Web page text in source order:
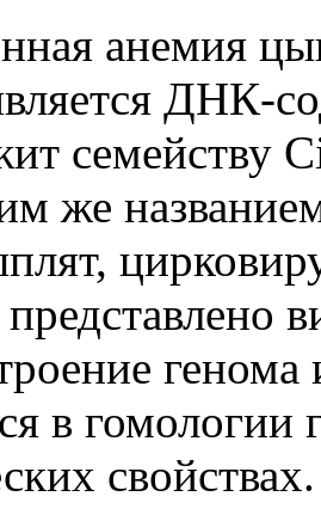
анемия
ДНК-
семейству
же
представлено
в
свойствах.